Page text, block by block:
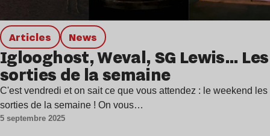
Articles news
Iglooghost, Weval, SG Lewis… Les
sorties de la semaine
C'est vendredi et on sait ce que vous attendez : le weekend les
sorties de la semaine ! On vous…
5 septembre 2025